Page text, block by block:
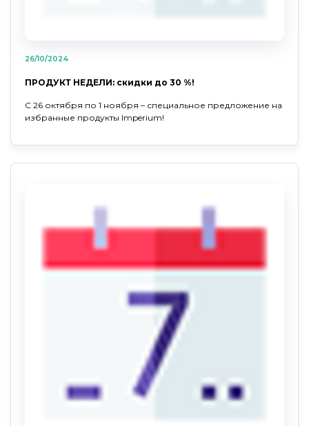
26/10/2024
ПРОДУКТ НЕДЕЛИ: скидки до 30 %!
С 26 октября по 1 ноября – специальное предложение на
избранные продукты Imperium!